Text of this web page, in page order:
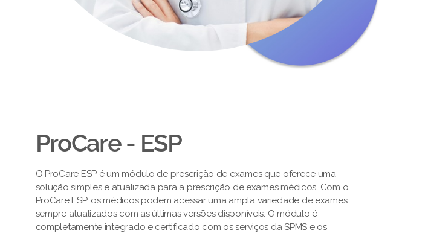
ProCare - ESP
O ProCare ESP é um módulo de prescrição de exames que oferece uma
solução simples e atualizada para a prescrição de exames médicos. Com o
ProCare ESP, os médicos podem acessar uma ampla variedade de exames,
sempre atualizados com as últimas versões disponíveis. O módulo é
completamente integrado e certificado com os serviços da SPMS e os